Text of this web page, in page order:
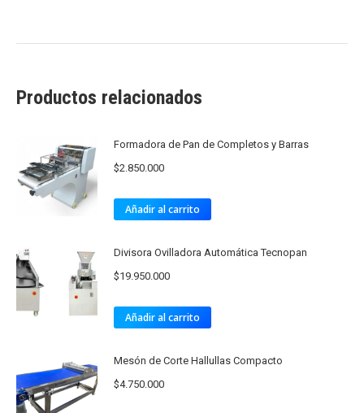
Productos relacionados
Formadora de Pan de Completos y Barras
$2.850.000
Añadir al carrito
Divisora Ovilladora Automática Tecnopan
$19.950.000
Añadir al carrito
Mesón de Corte Hallullas Compacto
$4.750.000